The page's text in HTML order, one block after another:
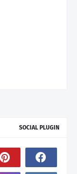
SOCIAL PLUGIN